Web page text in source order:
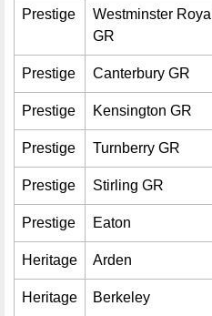
Prestige
Westminster Royal
GR
Prestige Canterbury GR
Prestige Kensington GR
Prestige Turnberry GR
Prestige Stirling GR
Prestige Eaton
Heritage Arden
Heritage Berkeley